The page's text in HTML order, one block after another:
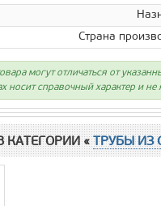
Страна
могут отличаться от
носит справочный характер и
КАТЕГОРИИ «ТРУБЫ ИЗ